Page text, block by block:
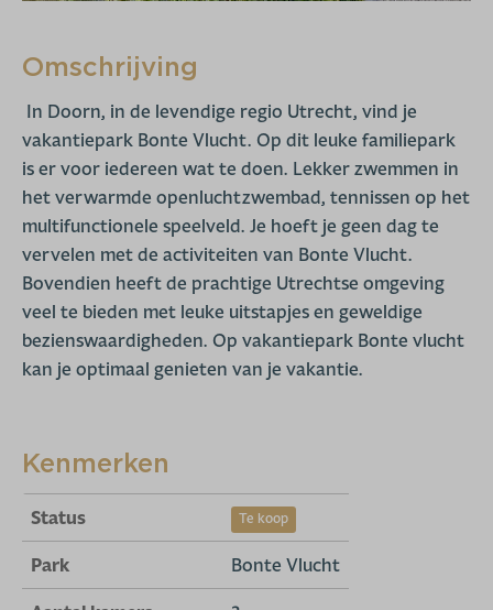
Omschrijving
In Doorn, in de levendige regio Utrecht, vind je
vakantiepark Bonte Vlucht. Op dit leuke familiepark
is er voor iedereen wat te doen. Lekker zwemmen in
het verwarmde openluchtzwembad, tennissen op het
multifunctionele speelveld. Je hoeft je geen dag te
vervelen met de activiteiten van Bonte Vlucht.
Bovendien heeft de prachtige Utrechtse omgeving
veel te bieden met leuke uitstapjes en geweldige
bezienswaardigheden. Op vakantiepark Bonte vlucht
kan je optimaal genieten van je vakantie.
Kenmerken
Status Te koop
Park
Bonte Vlucht